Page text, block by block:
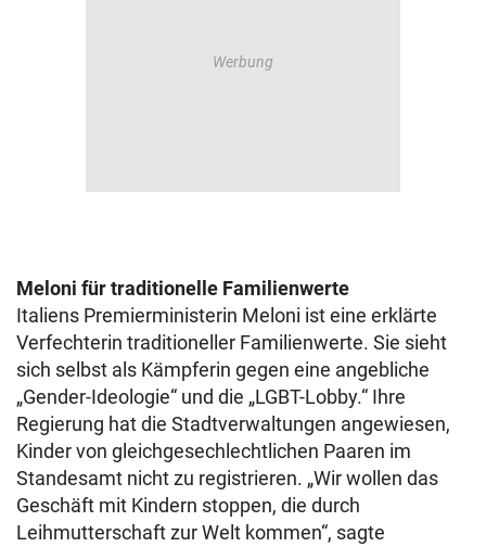
Meloni für traditionelle Familienwerte
Italiens Premierministerin Meloni ist eine erklärte
Verfechterin traditioneller Familienwerte. Sie sieht
sich selbst als Kämpferin gegen eine angebliche
„Gender-Ideologie“ und die „LGBT-Lobby.“ Ihre
Regierung hat die Stadtverwaltungen angewiesen,
Kinder von gleichgesechlechtlichen Paaren im
Standesamt nicht zu registrieren. „Wir wollen das
Geschäft mit Kindern stoppen, die durch
Leihmutterschaft zur Welt kommen“, sagte